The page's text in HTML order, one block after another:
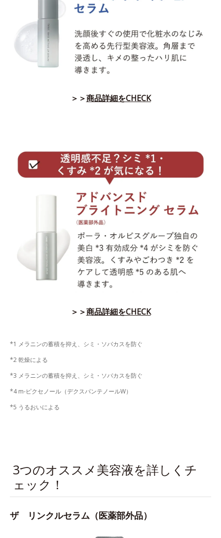
＞＞商品詳細をCHECK
＞＞商品詳細をCHECK
*1 メラニンの蓄積を抑え、シミ・ソバカスを防ぐ
*2 乾燥による
*3 メラニンの蓄積を抑え、シミ・ソバカスを防ぐ
*4 m-ピクセノール（デクスパンテノールW）
*5 うるおいによる
3つのオススメ美容液を詳しくチ
ェック！
ザ リンクルセラム（医薬部外品）